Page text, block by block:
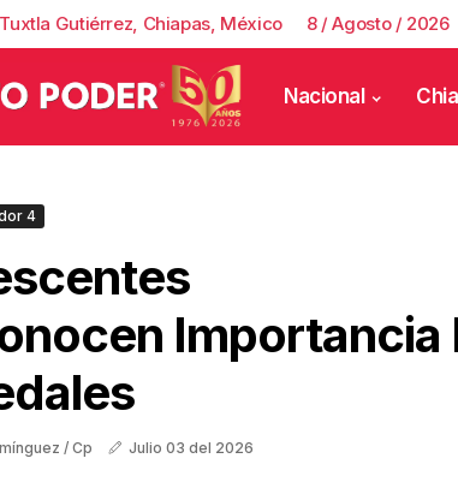
Tuxtla Gutiérrez, Chiapas, México 8 / Agosto / 2026
Nacional
4
Importancia
/ Cp Julio 03 del 2026